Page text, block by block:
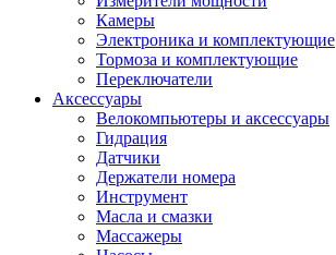
Камеры
Электроника и комплектующие
Тормоза и комплектующие
Переключатели
Аксессуары
Велокомпьютеры и аксессуары
Гидрация
Датчики
Держатели номера
Инструмент
Масла и смазки
Массажеры